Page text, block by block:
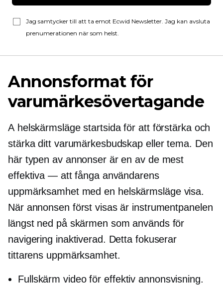
Jag samtycker till att ta emot Ecwid Newsletter. Jag kan avsluta
prenumerationen när som helst.
Annonsformat för
varumärkesövertagande
A helskärmslägestartsida för att förstärka och
stärka ditt varumärkesbudskap eller tema. Den
här typen av annonser är en av de mest
effektiva — att fånga användarens
uppmärksamhet med en helskärmslägevisa.
När annonsen först visas är instrumentpanelen
längst ned på skärmen som används för
navigering inaktiverad. Detta fokuserar
tittarens uppmärksamhet.
Fullskärm video för effektiv annonsvisning.